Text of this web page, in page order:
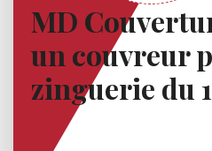
MD
un couvreur
zinguerie du